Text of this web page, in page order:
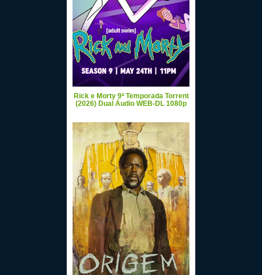
Rick e Morty 9ª Temporada Torrent
(2026) Dual Áudio WEB-DL 1080p